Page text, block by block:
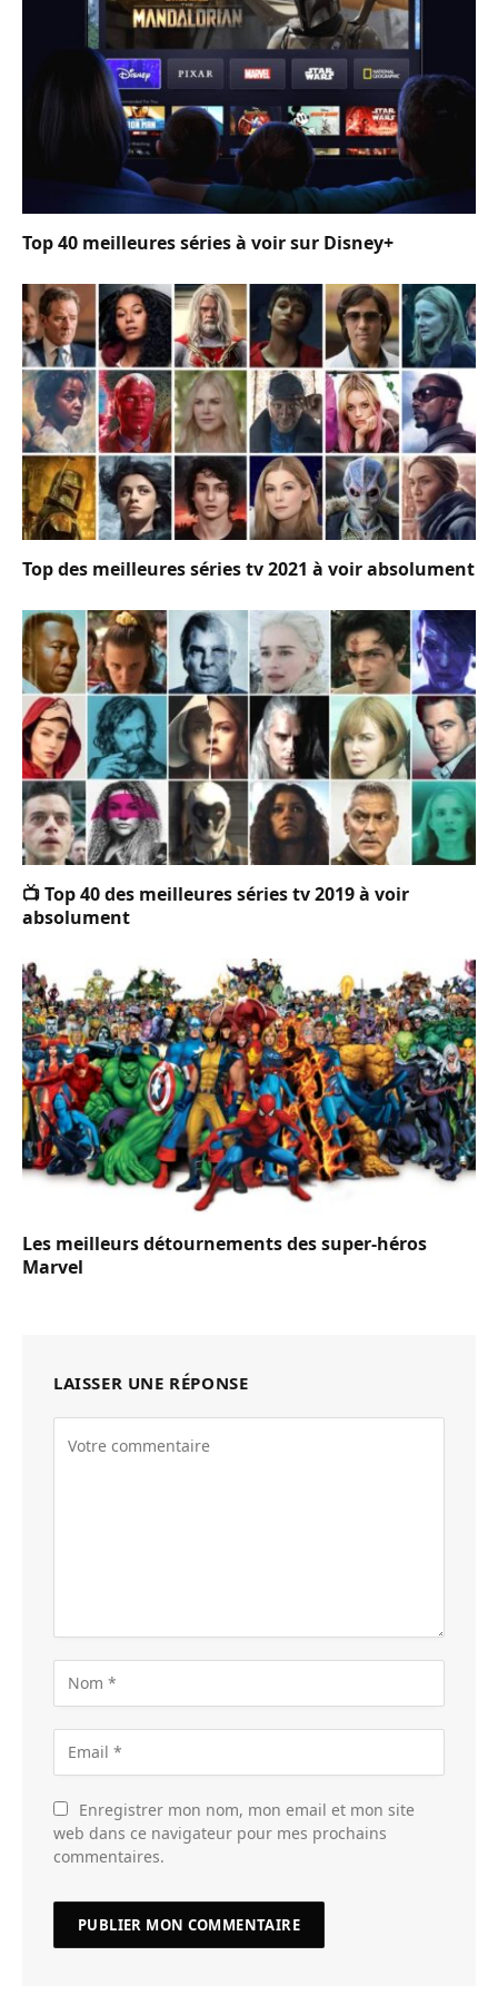
Top 40 meilleures séries à voir sur Disney+
Top des meilleures séries tv 2021 à voir absolument
📺 Top 40 des meilleures séries tv 2019 à voir
absolument
Les meilleurs détournements des super-héros
Marvel
LAISSER UNE RÉPONSE
Enregistrer mon nom, mon email et mon site
web dans ce navigateur pour mes prochains
commentaires.